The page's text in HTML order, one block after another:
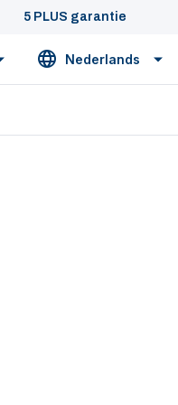
5 PLUS garantie
Nederlands